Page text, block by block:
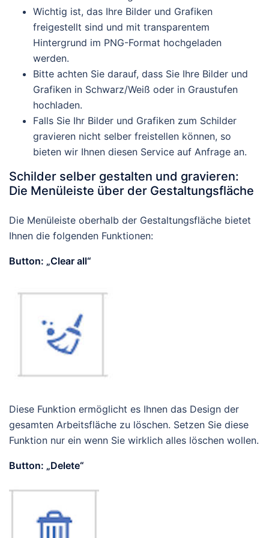
Wichtig ist, das Ihre Bilder und Grafiken
freigestellt sind und mit transparentem
Hintergrund im PNG-Format hochgeladen
werden.
Bitte achten Sie darauf, dass Sie Ihre Bilder und
Grafiken in Schwarz/Weiß oder in Graustufen
hochladen.
Falls Sie Ihr Bilder und Grafiken zum Schilder
gravieren nicht selber freistellen können, so
bieten wir Ihnen diesen Service auf Anfrage an.
Schilder selber gestalten und gravieren:
Die Menüleiste über der Gestaltungsfläche
Die Menüleiste oberhalb der Gestaltungsfläche bietet
Ihnen die folgenden Funktionen:
Button: „Clear all“
Diese Funktion ermöglicht es Ihnen das Design der
gesamten Arbeitsfläche zu löschen. Setzen Sie diese
Funktion nur ein wenn Sie wirklich alles löschen wollen.
Button: „Delete“